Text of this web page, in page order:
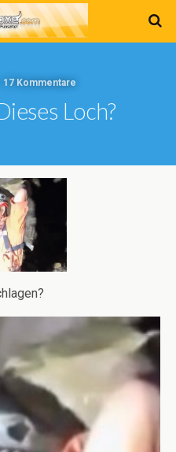
17 Kommentare
Loch?